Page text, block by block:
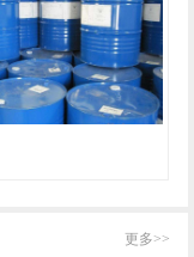
更多>>